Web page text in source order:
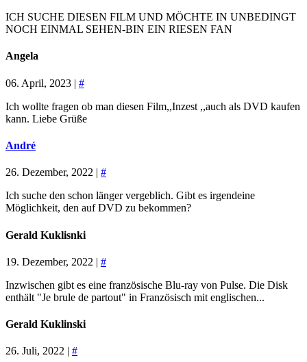
ICH SUCHE DIESEN FILM UND MÖCHTE IN UNBEDINGT
NOCH EINMAL SEHEN-BIN EIN RIESEN FAN
Angela
06. April, 2023 | #
Ich wollte fragen ob man diesen Film,,Inzest ,,auch als DVD kaufen
kann. Liebe Grüße
André
26. Dezember, 2022 | #
Ich suche den schon länger vergeblich. Gibt es irgendeine
Möglichkeit, den auf DVD zu bekommen?
Gerald Kuklisnki
19. Dezember, 2022 | #
Inzwischen gibt es eine französische Blu-ray von Pulse. Die Disk
enthält "Je brule de partout" in Französisch mit englischen...
Gerald Kuklinski
26. Juli, 2022 | #